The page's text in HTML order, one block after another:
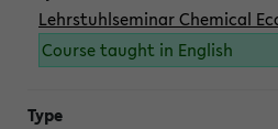
Lehrstuhlseminar Chemical
Course taught in English